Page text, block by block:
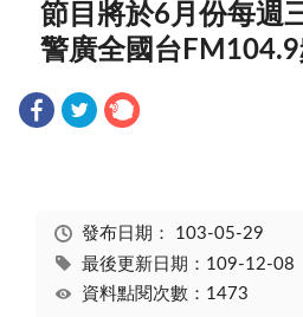
節目將於6月份每週
警廣全國台
發布日期： 103-05-29
最後更新日期：109-12-08
資料點閱次數：1473